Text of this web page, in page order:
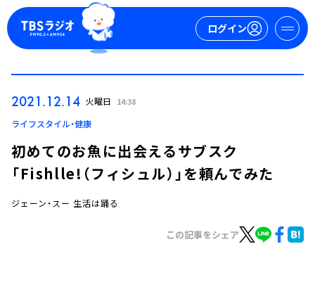
ログイン
ログイン
2021.12.14 火曜日 14:38
ライフスタイル・健康
初めてのお魚に出会えるサブスク
「Fishlle!（フィシュル）」を頼んでみた
ジェーン・スー 生活は踊る
この記事をシェア